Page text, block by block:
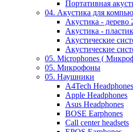
Портативная
04. Акустика для
Акустика - дерево
Акустика -
Акустические
Акустические
05. Microphones (
05. Микрофоны
05. Наушники
A4Tech Headphones
Apple Headphones
Asus Headphones
BOSE Earphones
Call center headsets